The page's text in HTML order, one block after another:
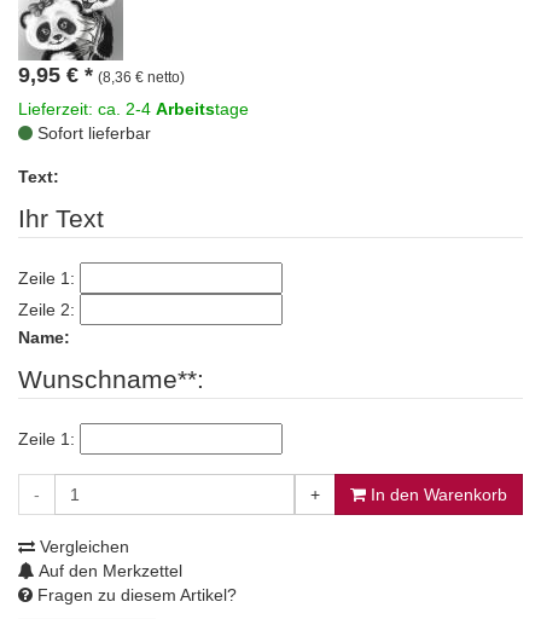
9,95 € * (8,36 € netto)
Lieferzeit: ca. 2-4 Arbeitstage
Sofort lieferbar
Text:
Ihr Text
Zeile 1:
Zeile 2:
Name:
Wunschname**:
Zeile 1:
- + In den Warenkorb
Vergleichen
Auf den Merkzettel
Fragen zu diesem Artikel?